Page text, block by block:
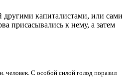
капиталистами, или сами
присасывались к нему, а затем
человек. С особой силой голод поразил